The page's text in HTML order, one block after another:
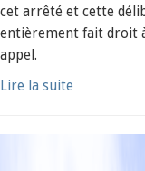
cet arrêté et cette
entièrement fait droit
appel.
Lire la suite